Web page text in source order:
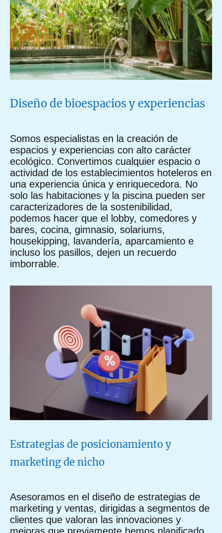
Diseño de bioespacios y experiencias
Somos especialistas en la creación de
espacios y experiencias con alto carácter
ecológico. Convertimos cualquier espacio o
actividad de los establecimientos hoteleros en
una experiencia única y enriquecedora. No
solo las habitaciones y la piscina pueden ser
caracterizadores de la sostenibilidad,
podemos hacer que el lobby, comedores y
bares, cocina, gimnasio, solariums,
housekipping, lavandería, aparcamiento e
incluso los pasillos, dejen un recuerdo
imborrable.
Estrategias de posicionamiento y
marketing de nicho
Asesoramos en el diseño de estrategias de
marketing y ventas, dirigidas a segmentos de
clientes que valoran las innovaciones y